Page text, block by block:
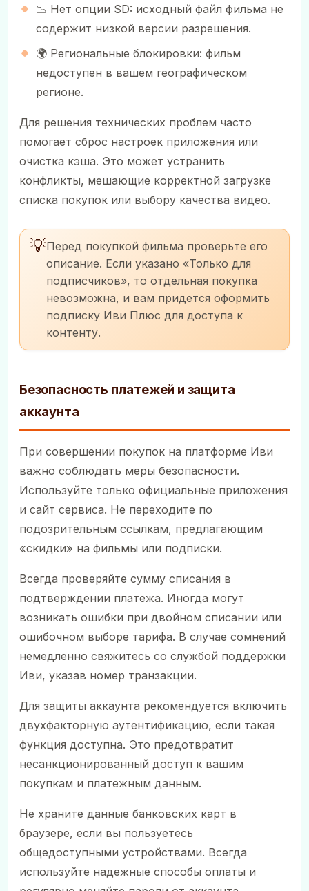
📉 Нет опции SD: исходный файл фильма не
содержит низкой версии разрешения.
🌍 Региональные блокировки: фильм
недоступен в вашем географическом
регионе.
Для решения технических проблем часто
помогает сброс настроек приложения или
очистка кэша. Это может устранить
конфликты, мешающие корректной загрузке
списка покупок или выбору качества видео.
💡Перед покупкой фильма проверьте его
описание. Если указано «Только для
подписчиков», то отдельная покупка
невозможна, и вам придется оформить
подписку Иви Плюс для доступа к
контенту.
Безопасность платежей и защита
аккаунта
При совершении покупок на платформе Иви
важно соблюдать меры безопасности.
Используйте только официальные приложения
и сайт сервиса. Не переходите по
подозрительным ссылкам, предлагающим
«скидки» на фильмы или подписки.
Всегда проверяйте сумму списания в
подтверждении платежа. Иногда могут
возникать ошибки при двойном списании или
ошибочном выборе тарифа. В случае сомнений
немедленно свяжитесь со службой поддержки
Иви, указав номер транзакции.
Для защиты аккаунта рекомендуется включить
двухфакторную аутентификацию, если такая
функция доступна. Это предотвратит
несанкционированный доступ к вашим
покупкам и платежным данным.
Не храните данные банковских карт в
браузере, если вы пользуетесь
общедоступными устройствами. Всегда
используйте надежные способы оплаты и